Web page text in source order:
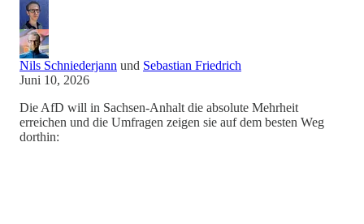
Nils Schniederjann und Sebastian Friedrich
Juni 10, 2026
Die AfD will in Sachsen-Anhalt die absolute Mehrheit
erreichen und die Umfragen zeigen sie auf dem besten Weg
dorthin: